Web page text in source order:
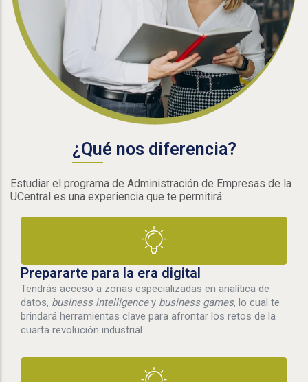
¿Qué nos diferencia?
Estudiar el programa de Administración de Empresas de la
UCentral es una experiencia que te permitirá:
Prepararte para la era digital
Tendrás acceso a zonas especializadas en analítica de
datos, business intelligencey business games, lo cual te
brindará herramientas clave para afrontar los retos de la
cuarta revolución industrial.